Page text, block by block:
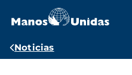
contenido
Ruta
Noticias